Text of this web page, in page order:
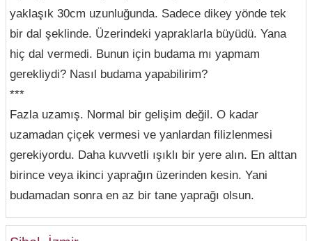
yaklaşık 30cm uzunluğunda. Sadece dikey yönde tek
bir dal şeklinde. Üzerindeki yapraklarla büyüdü. Yana
hiç dal vermedi. Bunun için budama mı yapmam
gerekliydi? Nasıl budama yapabilirim?
***
Fazla uzamış. Normal bir gelişim değil. O kadar
uzamadan çiçek vermesi ve yanlardan filizlenmesi
gerekiyordu. Daha kuvvetli ışıklı bir yere alın. En alttan
birince veya ikinci yaprağın üzerinden kesin. Yani
budamadan sonra en az bir tane yaprağı olsun.